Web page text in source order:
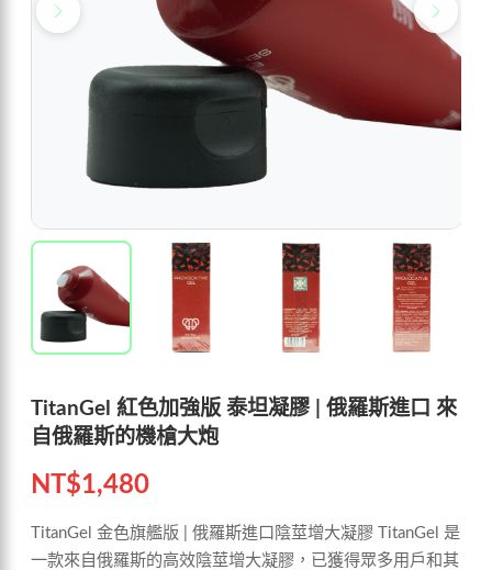
TitanGel 紅色加強版 泰坦凝膠 | 俄羅斯進口 來
自俄羅斯的機槍大炮
NT$1,480
TitanGel 金色旗艦版 | 俄羅斯進口陰莖增大凝膠 TitanGel 是
一款來自俄羅斯的高效陰莖增大凝膠，已獲得眾多用戶和其